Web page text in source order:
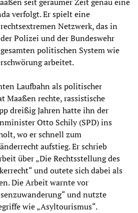
verfolgt. Er spielt eine
Netzwerk, das in
Polizei und der Bundeswehr
politischen System wie
arbeitet.
Laufbahn als politischer
Maaßen rechte, rassistische
dreißig Jahren hatte ihn der
Otto Schily (SPD) ins
wo er schnell zum
aufstieg. Er schrieb
über „Die Rechtsstellung des
und outete sich dabei als
Die Arbeit warnte vor
und nutzte
wie „Asyltourismus“.